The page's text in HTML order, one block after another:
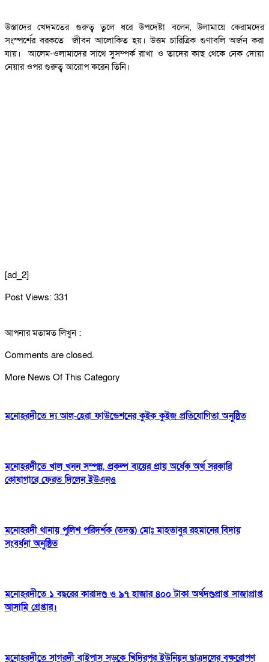
উস্তাদের খেদমতের গুরুত্ব তুলে ধরে উপদেষ্টা বলেন, উলামায়ে কেরামদের
সংস্পর্শের বরকতে জীবন আলোকিত হয়। উত্তম চারিত্রিক গুণাবলি অর্জন করা
যায়। আলেম-ওলামাদের সাথে সুসম্পর্ক রাখা ও তাদের কাছ থেকে নেক দোয়া
নেয়ার ওপর গুরুত্ব আরোপ করেন তিনি।
[ad_2]
Post Views: 331
আপনার মতামত লিখুন :
Comments are closed.
More News Of This Category
মনোহরদীতে দ্য আল-হেরা ফাউন্ডেশনের কুইক কুইজ প্রতিযোগিতা অনুষ্ঠিত
মনোহরদীতে খাল খনন সম্পন্ন, প্রকল্প ব্যয়ের প্রায় অর্ধেক অর্থ সরকারি
কোষাগারে ফেরত দিলেন ইউএনও
মনোহরদী থানায় পুলিশ পরিদর্শক (তদন্ত) মোঃ মাহতাবুর রহমানের বিদায়
সংবর্ধনা অনুষ্ঠিত
মনোহরদীতে ১ বছরের কারাদণ্ড ও ৯৭ হাজার ৪০০ টাকা অর্থদণ্ডপ্রাপ্ত সাজাপ্রাপ্ত
আসামি গ্রেপ্তার।
মনোহরদীতে সাগরদী বাইপাস সড়কে খিদিরপুর ইউনিয়ন ছাত্রদলের বৃক্ষরোপণ